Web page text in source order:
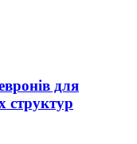
для
структур